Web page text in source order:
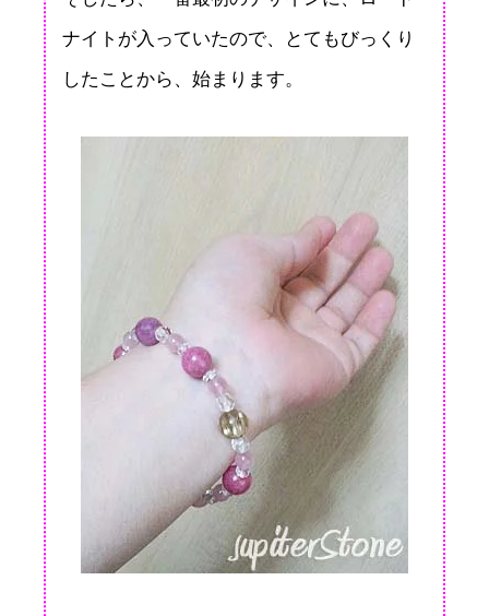
ナイトが入っていたので、とてもびっくり
したことから、始まります。